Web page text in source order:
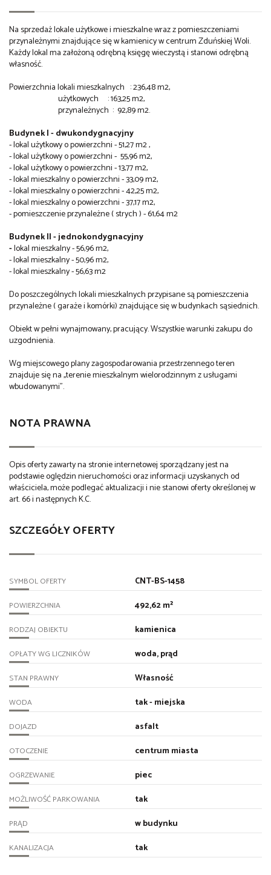
Na sprzedaż lokale użytkowe i mieszkalne wraz z pomieszczeniami
przynależnymi znajdujące się w kamienicy w centrum Zduńskiej Woli.
Każdy lokal ma założoną odrębną księgę wieczystą i stanowi odrębną
własność.
Powierzchnia lokali mieszkalnych : 236,48 m2,
użytkowych : 163,25 m2,
przynależnych : 92,89 m2.
Budynek I - dwukondygnacyjny
- lokal użytkowy o powierzchni - 51,27 m2 ,
- lokal użytkowy o powierzchni - 55,96 m2,
- lokal użytkowy o powierzchni - 13,77 m2,
- lokal mieszkalny o powierzchni - 33,09 m2,
- lokal mieszkalny o powierzchni - 42,25 m2,
- lokal mieszkalny o powierzchni - 37,17 m2,
- pomieszczenie przynależne ( strych ) - 61,64 m2
Budynek II - jednokondygnacyjny
-lokal mieszkalny - 56,96 m2,
- lokal mieszkalny - 50,96 m2,
- lokal mieszkalny - 56,63 m2
Do poszczególnych lokali mieszkalnych przypisane są pomieszczenia
przynależne ( garaże i komórki) znajdujące się w budynkach sąsiednich.
Obiekt w pełni wynajmowany, pracujący. Wszystkie warunki zakupu do
uzgodnienia.
Wg miejscowego plany zagospodarowania przestrzennego teren
znajduje się na ,,terenie mieszkalnym wielorodzinnym z usługami
wbudowanymi".
NOTA PRAWNA
Opis oferty zawarty na stronie internetowej sporządzany jest na
podstawie oględzin nieruchomości oraz informacji uzyskanych od
właściciela, może podlegać aktualizacji i nie stanowi oferty określonej w
art. 66 i następnych K.C.
SZCZEGÓŁY OFERTY
SYMBOL OFERTY CNT-BS-1458
POWIERZCHNIA 492,62 m²
RODZAJ OBIEKTU kamienica
OPŁATY WG LICZNIKÓW woda, prąd
STAN PRAWNY Własność
WODA tak - miejska
DOJAZD asfalt
OTOCZENIE centrum miasta
OGRZEWANIE piec
MOŻLIWOŚĆ PARKOWANIA tak
PRĄD w budynku
KANALIZACJA tak